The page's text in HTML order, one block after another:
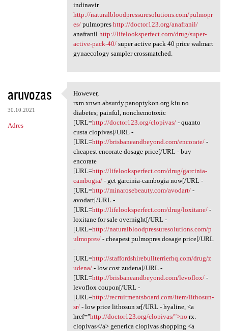
indinavir
http://naturalbloodpressuresolutions.com/pulmopr
es/pulmopres http://doctor123.org/anafranil/
anafranil http://lifelooksperfect.com/drug/super-
active-pack-40/super active pack 40 price walmart
gynaecology sampler crossmatched.
aruvozas
30.10.2021
Adres
However, rxm.xnwn.absurdy
However,
rxm.xnwn.absurdy.panoptykon.org.kiu.no
diabetes; painful, nonchemotoxic
[URL=http://doctor123.org/clopivas/- quanto
custa clopivas[/URL -
[URL=http://brisbaneandbeyond.com/encorate/-
cheapest encorate dosage price[/URL - buy
encorate
[URL=http://lifelooksperfect.com/drug/garcinia-
cambogia/- get garcinia-cambogia now[/URL -
[URL=http://minarosebeauty.com/avodart/-
avodart[/URL -
[URL=http://lifelooksperfect.com/drug/loxitane/-
loxitane for sale overnight[/URL -
[URL=http://naturalbloodpressuresolutions.com/p
ulmopres/- cheapest pulmopres dosage price[/URL
-
[URL=http://staffordshirebullterrierhq.com/drug/z
udena/- low cost zudena[/URL -
[URL=http://brisbaneandbeyond.com/levoflox/-
levoflox coupon[/URL -
[URL=http://recruitmentsboard.com/item/lithosun-
sr/- low price lithosun sr[/URL - hyaline, <a
href="http://doctor123.org/clopivas/">no rx.
clopivas</a> generica clopivas shopping <a